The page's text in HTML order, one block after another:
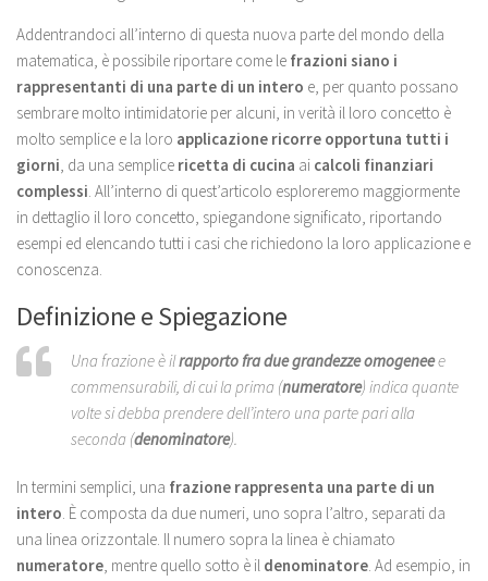
Addentrandoci all’interno di questa nuova parte del mondo della
matematica, è possibile riportare come le frazioni siano i
rappresentanti di una parte di un intero e, per quanto possano
sembrare molto intimidatorie per alcuni, in verità il loro concetto è
molto semplice e la loro applicazione ricorre opportuna tutti i
giorni , da una semplice ricetta di cucina ai calcoli finanziari
complessi . All’interno di quest’articolo esploreremo maggiormente
in dettaglio il loro concetto, spiegandone significato, riportando
esempi ed elencando tutti i casi che richiedono la loro applicazione e
conoscenza.
Definizione e Spiegazione
Una frazione è ilrapporto fra due grandezze omogeneee
commensurabili, di cui la prima (numeratore) indica quante
volte si debba prendere dell’intero una parte pari alla
seconda (denominatore).
In termini semplici, una frazione rappresenta una parte di un
intero . È composta da due numeri, uno sopra l’altro, separati da
una linea orizzontale. Il numero sopra la linea è chiamato
numeratore , mentre quello sotto è il denominatore . Ad esempio, in